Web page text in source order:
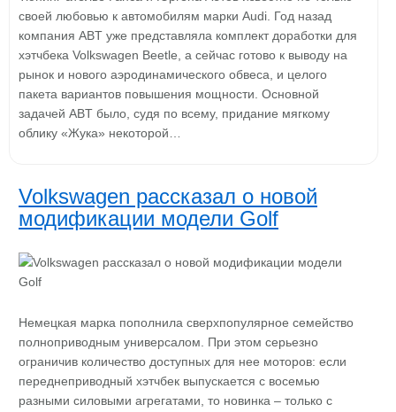
своей любовью к автомобилям марки Audi. Год назад
компания ABT уже представляла комплект доработки для
хэтчбека Volkswagen Beetle, а сейчас готово к выводу на
рынок и нового аэродинамического обвеса, и целого
пакета вариантов повышения мощности. Основной
задачей ABT было, судя по всему, придание мягкому
облику «Жука» некоторой…
Volkswagen рассказал о новой
модификации модели Golf
Немецкая марка пополнила сверхпопулярное семейство
полноприводным универсалом. При этом серьезно
ограничив количество доступных для нее моторов: если
переднеприводный хэтчбек выпускается с восемью
разными силовыми агрегатами, то новинка – только с